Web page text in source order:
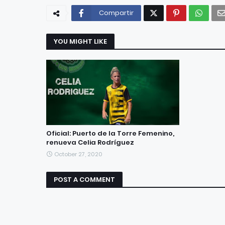
Compartir
YOU MIGHT LIKE
Oficial: Puerto de la Torre Femenino,
renueva Celia Rodríguez
October 27, 2020
POST A COMMENT